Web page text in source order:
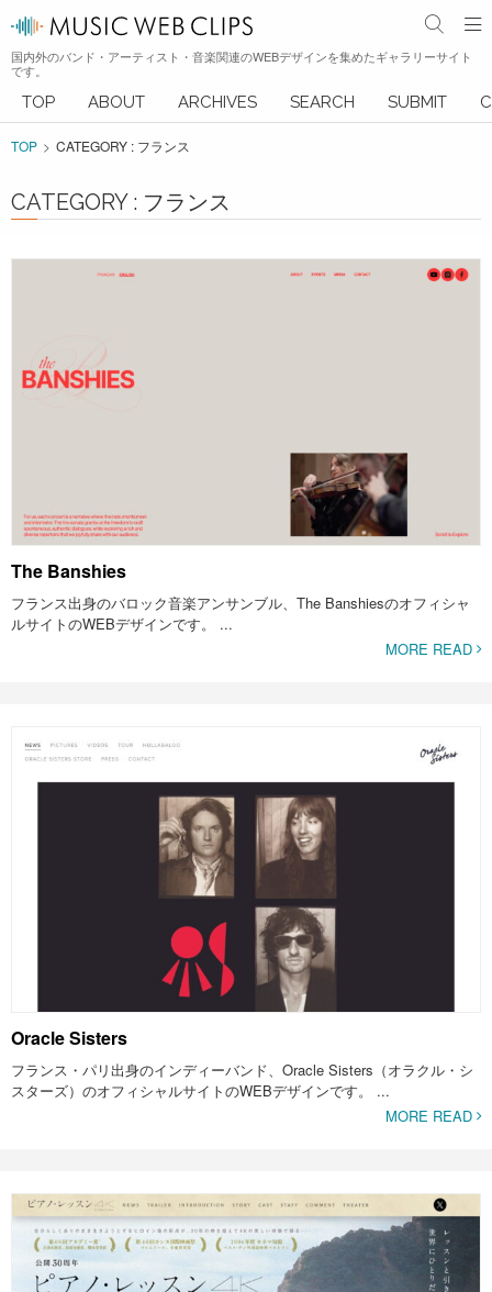
国内外のバンド・アーティスト・音楽関連のWEBデザインを集めたギャラリーサイト
です。
TOP ABOUT ARCHIVES SEARCH SUBMIT
TOP CATEGORY : フランス
CATEGORY : フランス
The Banshies
フランス出身のバロック音楽アンサンブル、The Banshiesのオフィシャ
ルサイトのWEBデザインです。 ...
MORE READ
Oracle Sisters
フランス・パリ出身のインディーバンド、Oracle Sisters（オラクル・シ
スターズ）のオフィシャルサイトのWEBデザインです。 ...
MORE READ